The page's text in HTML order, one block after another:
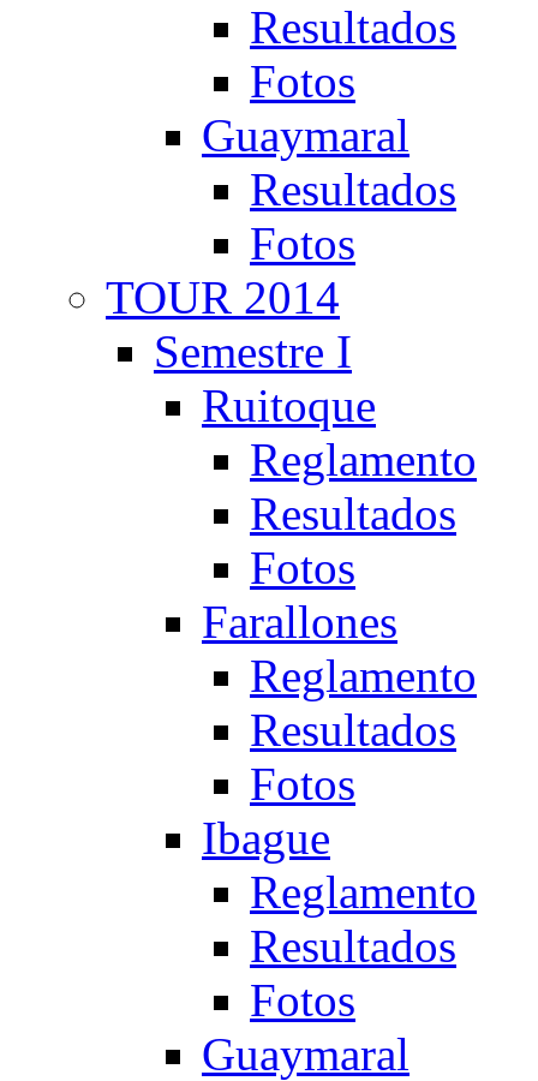
Resultados
Fotos
Guaymaral
Resultados
Fotos
TOUR 2014
Semestre I
Ruitoque
Reglamento
Resultados
Fotos
Farallones
Reglamento
Resultados
Fotos
Ibague
Reglamento
Resultados
Fotos
Guaymaral